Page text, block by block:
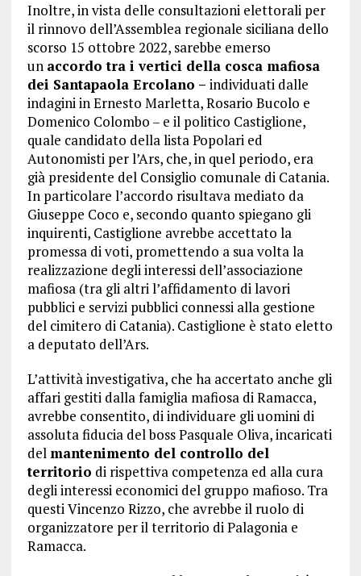
Inoltre, in vista delle consultazioni elettorali per
il rinnovo dell’Assemblea regionale siciliana dello
scorso 15 ottobre 2022, sarebbe emerso
un accordo tra i vertici della cosca mafiosa
dei Santapaola Ercolano – individuati dalle
indagini in Ernesto Marletta, Rosario Bucolo e
Domenico Colombo – e il politico Castiglione,
quale candidato della lista Popolari ed
Autonomisti per l’Ars, che, in quel periodo, era
già presidente del Consiglio comunale di Catania.
In particolare l’accordo risultava mediato da
Giuseppe Coco e, secondo quanto spiegano gli
inquirenti, Castiglione avrebbe accettato la
promessa di voti, promettendo a sua volta la
realizzazione degli interessi dell’associazione
mafiosa (tra gli altri l’affidamento di lavori
pubblici e servizi pubblici connessi alla gestione
del cimitero di Catania). Castiglione è stato eletto
a deputato dell’Ars.
L’attività investigativa, che ha accertato anche gli
affari gestiti dalla famiglia mafiosa di Ramacca,
avrebbe consentito, di individuare gli uomini di
assoluta fiducia del boss Pasquale Oliva, incaricati
del mantenimento del controllo del
territorio di rispettiva competenza ed alla cura
degli interessi economici del gruppo mafioso. Tra
questi Vincenzo Rizzo, che avrebbe il ruolo di
organizzatore per il territorio di Palagonia e
Ramacca.